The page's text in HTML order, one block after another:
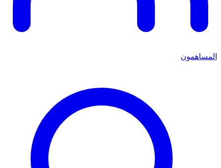
المساهمون